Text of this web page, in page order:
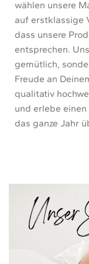
wählen unsere
auf erstklassige
dass unsere
entsprechen.
gemütlich,
Freude an
qualitativ
und erlebe
das ganze Jahr
Unser